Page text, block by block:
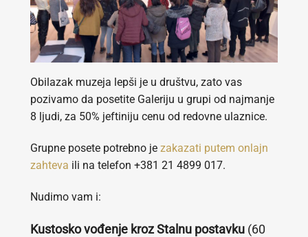
Obilazak muzeja lepši je u društvu, zato vas
pozivamo da posetite Galeriju u grupi od najmanje
8 ljudi, za 50% jeftiniju cenu od redovne ulaznice.
Grupne posete potrebno je zakazati putem onlajn
zahteva ili na telefon +381 21 4899 017.
Nudimo vam i:
Kustosko vođenje kroz Stalnu postavku(60